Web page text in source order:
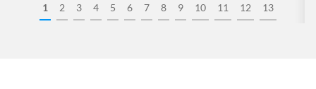
1 2 3 4 5 6 7 8 9 10 11 12 13